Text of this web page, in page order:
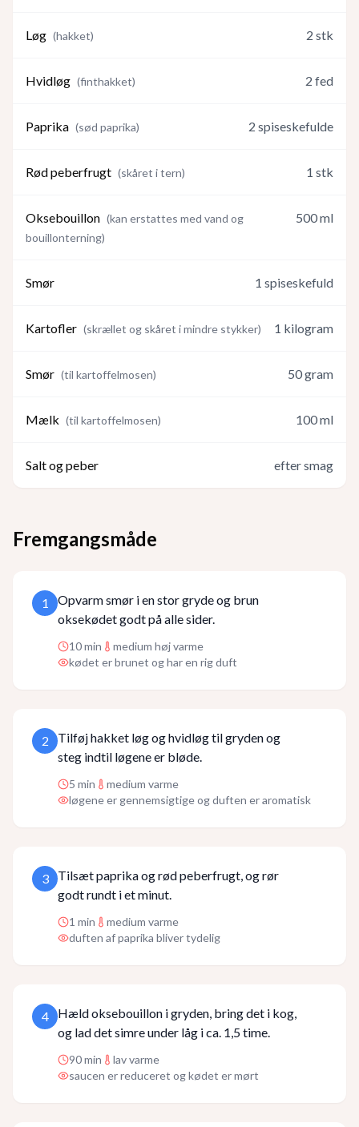
Løg (hakket) 2 stk
Hvidløg (finthakket) 2 fed
Paprika (sød paprika) 2 spiseskefulde
Rød peberfrugt (skåret i tern) 1 stk
Oksebouillon (kan erstattes med vand og
bouillonterning)
500ml
Smør 1 spiseskefuld
Kartofler (skrællet og skåret i mindre stykker) 1 kilogram
Smør (til kartoffelmosen) 50gram
Mælk (til kartoffelmosen) 100ml
Salt og peber efter smag
Fremgangsmåde
1
Opvarm smør i en stor gryde og brun
oksekødet godt på alle sider.
10min
medium høj varme
kødet er brunet og har en rig duft
2
Tilføj hakket løg og hvidløg til gryden og
steg indtil løgene er bløde.
5 min
medium varme
løgene er gennemsigtige og duften er aromatisk
3
Tilsæt paprika og rød peberfrugt, og rør
godt rundt i et minut.
1 min
medium varme
duften af paprika bliver tydelig
4
Hæld oksebouillon i gryden, bring det i kog,
og lad det simre under låg i ca. 1,5 time.
90min
lav varme
saucen er reduceret og kødet er mørt